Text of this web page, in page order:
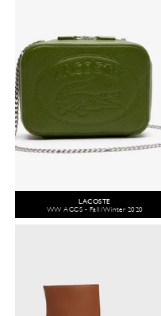
LACOSTE
WW ACCS - Fall/Winter 2020